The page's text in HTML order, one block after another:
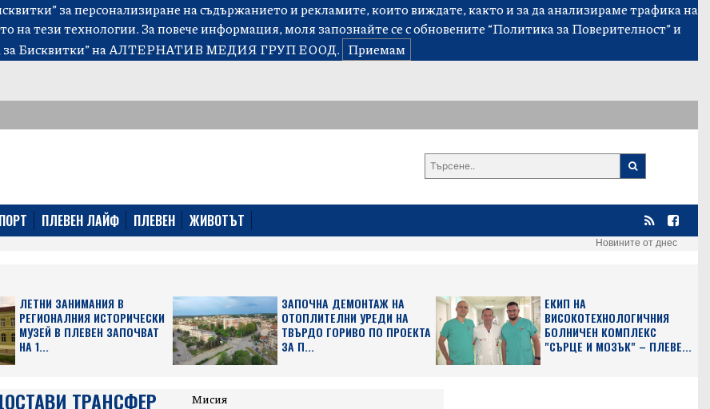
за персонализиране на съдържанието и рекламите, които виждате, както и за да анализираме трафика на
на тези технологии. За повече информация, моля запознайте се с обновените“Политика за Поверителност”и
Бисквитки”на АЛТЕРНАТИВ МЕДИЯ ГРУП ЕООД. Приемам
ПЛЕВЕН ЛАЙФ ПЛЕВЕН ЖИВОТЪТ
Новините от днес
ЛЕТНИ ЗАНИМАНИЯ В
РЕГИОНАЛНИЯ ИСТОРИЧЕСКИ
МУЗЕЙ В ПЛЕВЕН ЗАПОЧВАТ
НА 1...
ЗАПОЧНА ДЕМОНТАЖ НА
ОТОПЛИТЕЛНИ УРЕДИ НА
ТВЪРДО ГОРИВО ПО ПРОЕКТА
ЗА П...
ЕКИП НА
ВИСОКОТЕХНОЛОГИЧНИЯ
БОЛНИЧЕН КОМПЛЕКС
"СЪРЦЕ И МОЗЪК" – ПЛЕВЕ...
ТРАНСФЕР
Мисия